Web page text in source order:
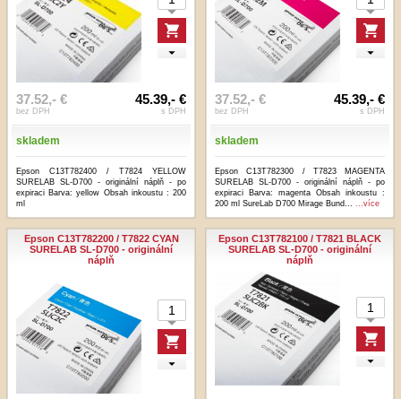
37.52,- €
bez DPH
45.39,- €
s DPH
skladem
Epson C13T782400 / T7824 YELLOW
SURELAB SL-D700 - originální náplň - po
expiraci Barva: yellow Obsah inkoustu : 200
ml
37.52,- €
bez DPH
45.39,- €
s DPH
skladem
Epson C13T782300 / T7823 MAGENTA
SURELAB SL-D700 - originální náplň - po
expiraci Barva: magenta Obsah inkoustu :
200 ml SureLab D700 Mirage Bund... ...více
Epson C13T782200 / T7822 CYAN
SURELAB SL-D700 - originální
náplň
Epson C13T782100 / T7821 BLACK
SURELAB SL-D700 - originální
náplň